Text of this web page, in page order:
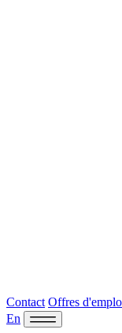
Contact Offres
En